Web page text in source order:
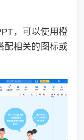
，可以使用橙
配相关的图标或